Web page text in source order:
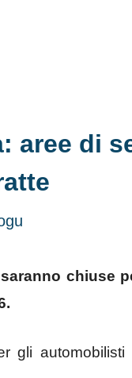
aree di
chiuse
gli